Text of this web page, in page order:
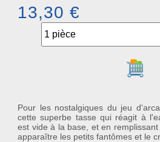
13,30 €
Pour les nostalgiques du jeu
cette superbe tasse qui réagit à
est vide à la base, et en
apparaître les petits fantômes et le